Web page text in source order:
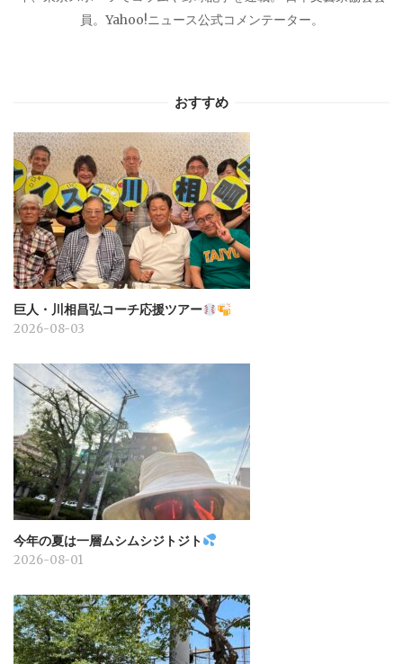
員。Yahoo!ニュース公式コメンテーター。
おすすめ
巨人・川相昌弘コーチ応援ツアー
2026-08-03
今年の夏は一層ムシムシジトジト
2026-08-01